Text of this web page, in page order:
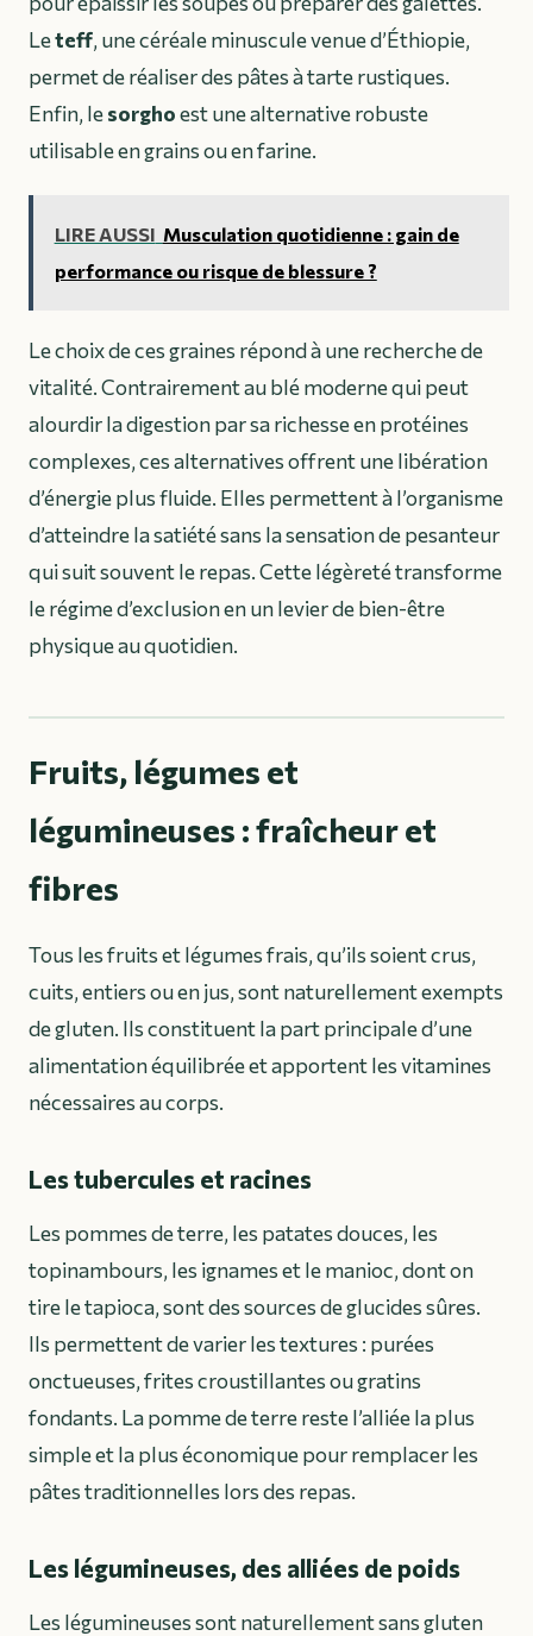
Leteff, une céréale minuscule venue d’Éthiopie,
permet de réaliser des pâtes à tarte rustiques.
Enfin, lesorghoest une alternative robuste
utilisable en grains ou en farine.
LIRE AUSSI Musculation quotidienne : gain de
performance ou risque de blessure ?
Le choix de ces graines répond à une recherche de
vitalité. Contrairement au blé moderne qui peut
alourdir la digestion par sa richesse en protéines
complexes, ces alternatives offrent une libération
d’énergie plus fluide. Elles permettent à l’organisme
d’atteindre la satiété sans la sensation de pesanteur
qui suit souvent le repas. Cette légèreté transforme
le régime d’exclusion en un levier de bien-être
physique au quotidien.
Fruits, légumes et
légumineuses : fraîcheur et
fibres
Tous les fruits et légumes frais, qu’ils soient crus,
cuits, entiers ou en jus, sont naturellement exempts
de gluten. Ils constituent la part principale d’une
alimentation équilibrée et apportent les vitamines
nécessaires au corps.
Les tubercules et racines
Les pommes de terre, les patates douces, les
topinambours, les ignames et le manioc, dont on
tire le tapioca, sont des sources de glucides sûres.
Ils permettent de varier les textures : purées
onctueuses, frites croustillantes ou gratins
fondants. La pomme de terre reste l’alliée la plus
simple et la plus économique pour remplacer les
pâtes traditionnelles lors des repas.
Les légumineuses, des alliées de poids
Les légumineuses sont naturellement sans gluten